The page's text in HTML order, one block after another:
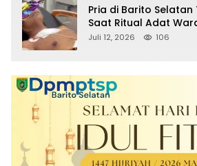
Pria di Barito Selatan
Saat Ritual Adat
Pelaku
Juli 12, 2026 106